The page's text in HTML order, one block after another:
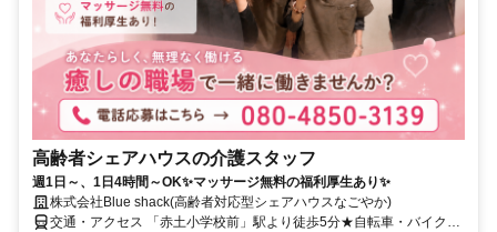
高齢者シェアハウスの介護スタッフ
週1日～、1日4時間～OK✨マッサージ無料の福利厚生あり✨
株式会社Blue shack(高齢者対応型シェアハウスなごやか)
交通・アクセス 「赤土小学校前」駅より徒歩5分★自転車・バイク通